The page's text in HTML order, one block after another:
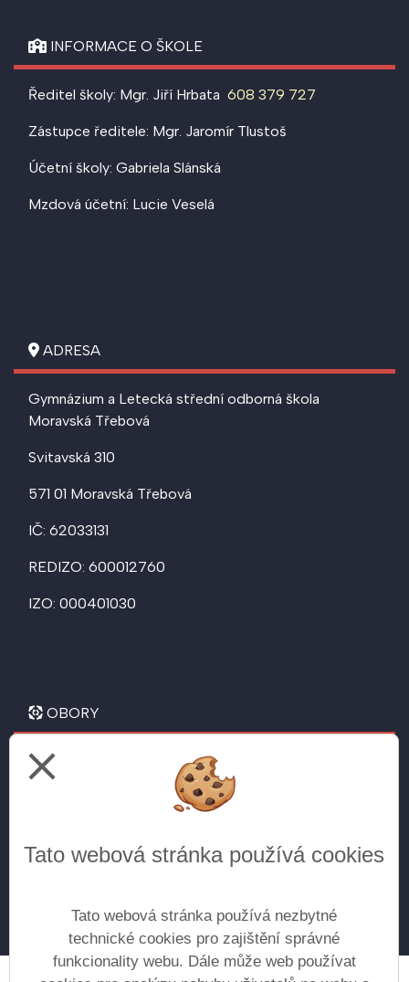
INFORMACE O ŠKOLE
Ředitel školy: Mgr. Jiří Hrbata 608 379 727
Zástupce ředitele: Mgr. Jaromír Tlustoš
Účetní školy: Gabriela Slánská
Mzdová účetní: Lucie Veselá
ADRESA
Gymnázium a Letecká střední odborná škola
Moravská Třebová
Svitavská 310
571 01 Moravská Třebová
IČ: 62033131
REDIZO: 600012760
IZO: 000401030
OBORY
Letecké technické lyceum
do vyššího ročníku na základě vyhlášenýh kritérií
close
Tato webová stránka používá cookies
Tato webová stránka používá nezbytné
technické cookies pro zajištění správné
funkcionality webu. Dále může web používat